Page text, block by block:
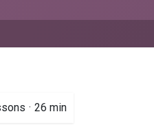
· 26 min